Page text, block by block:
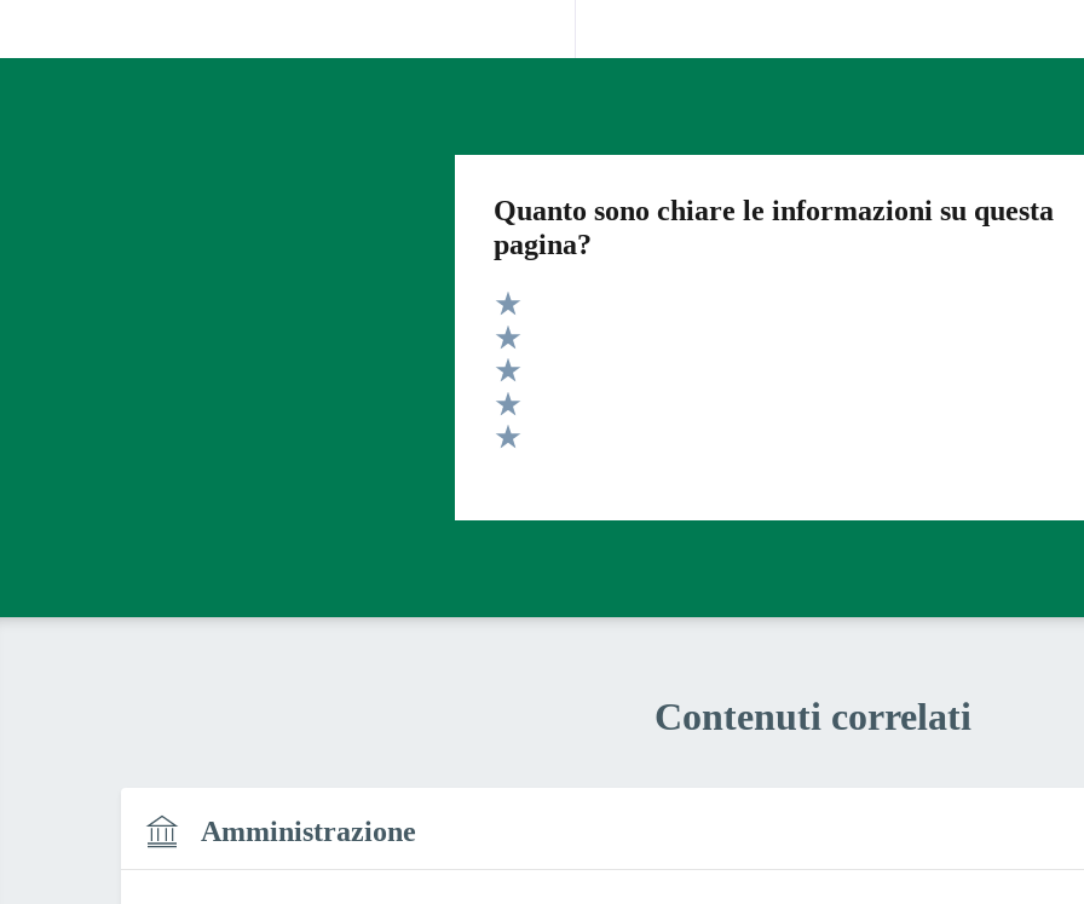
Quanto sono chiare le informazioni su questa
pagina?
Valuta 5 stelle su 5
Valuta 4 stelle su 5
Valuta 3 stelle su 5
Valuta 2 stelle su 5
Contenuti correlati
Amministrazione